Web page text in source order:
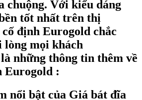
chuộng. Với kiểu dáng
tốt nhất trên thị
cố định Eurogold chắc
lòng mọi khách
những thông tin thêm về
Eurogold :
nổi bật của Giá bát đĩa